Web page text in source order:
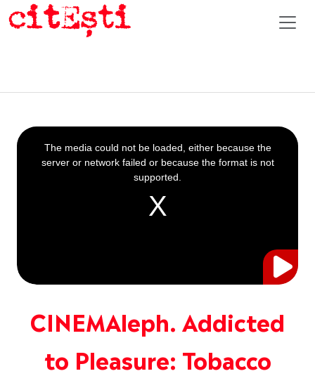
CINEMAleph. Addicted
to Pleasure: Tobacco
This
is
a
The media could not be loaded, either because the
server or network failed or because the format is not
supported.